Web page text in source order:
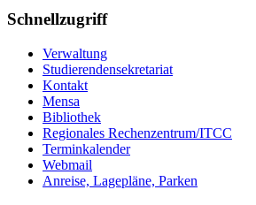
Schnellzugriff
Verwaltung
Studierendensekretariat
Kontakt
Mensa
Bibliothek
Regionales Rechen­zentrum/ITCC
Terminkalender
Webmail
Anreise, Lagepläne, Parken